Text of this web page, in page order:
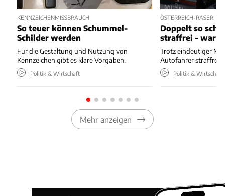
KENNZEICHENMISSBRAUCH
So teuer können Schummel-
Schilder werden
Für die Gestaltung und Nutzung von
Kennzeichen gibt es klare Vorgaben.
Politik & Wirtschaft
ÖSTERREICH-RASER
Doppelt so
straffrei -
Trotz eindeutiger
Autofahrer straffrei.
Politik & Wirtschaft
Mehr anzeigen